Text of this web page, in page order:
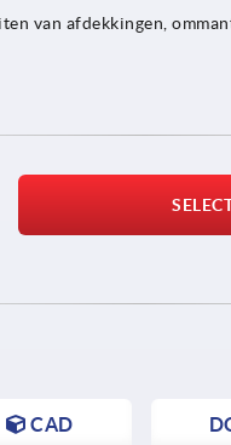
van afdekkingen,
CAD